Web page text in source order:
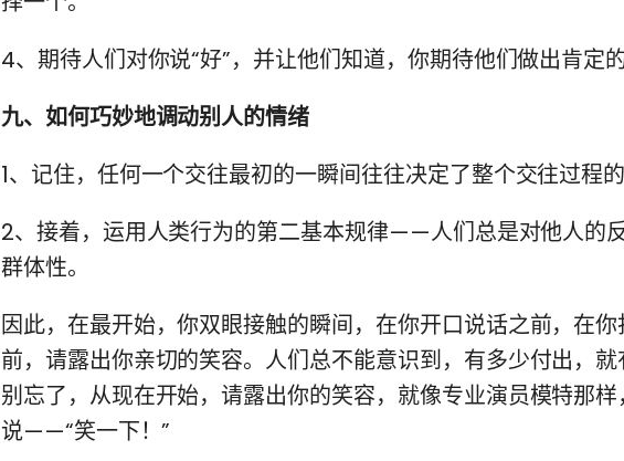
4、期待人们对你说“好”，并让他们知道，你期待他们做出肯定的
九、如何巧妙地调动别人的情绪
1、记住，任何一个交往最初的一瞬间往往决定了整个交往过程的
2、接着，运用人类行为的第二基本规律——人们总是对他人的
群体性。
因此，在最开始，你双眼接触的瞬间，在你开口说话之前，在
前，请露出你亲切的笑容。人们总不能意识到，有多少付出，就
别忘了，从现在开始，请露出你的笑容，就像专业演员模特那
说——“笑一下！”